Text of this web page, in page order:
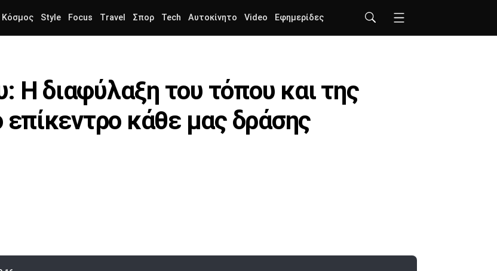
Κόσμος Style Focus Travel Σπορ Tech Αυτοκίνητο Video Εφημερίδες
Η διαφύλαξη του τόπου και της
επίκεντρο κάθε μας δράσης